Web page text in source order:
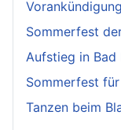
Sommerfest
Aufstieg in Bad
Sommerfest
Tanzen beim